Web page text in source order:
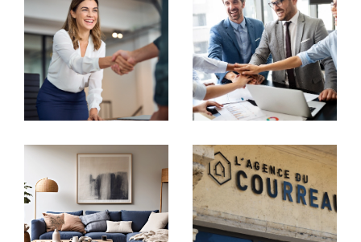
confiance
Transaction immobilière
ChezAgence du Courreau, chaque projet est unique.
Nous nous engageons à vous offrir une visibilité
maximale à travers nosannonces immobilières à Mon
maison, un appartement, un studio ou un immeuble,
nous mettons en place des stratégies marketing
personnalisées pour capter l'attention des acheteurs
potentiels.